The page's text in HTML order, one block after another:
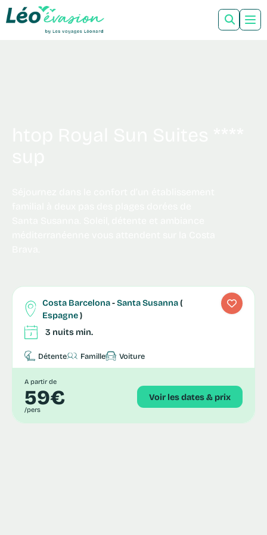
Costa Barcelona-Santa Susanna(
Espagne)
3 nuits min.
Détente Famille Voiture
A partir de
59€
/pers
Voir les dates & prix